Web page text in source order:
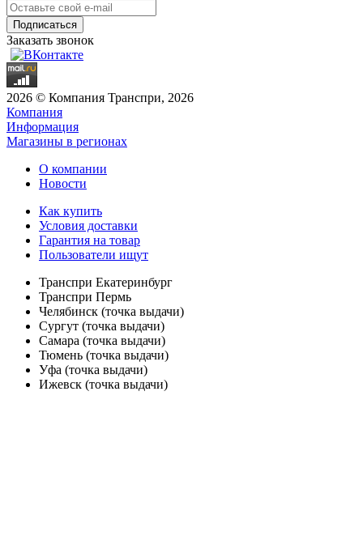
Заказать звонок
2026 © Компания Транспри, 2026
Компания
Информация
Магазины в регионах
О компании
Новости
Как купить
Условия доставки
Гарантия на товар
Пользователи ищут
Транспри Екатеринбург
Транспри Пермь
Челябинск (точка выдачи)
Сургут (точка выдачи)
Самара (точка выдачи)
Тюмень (точка выдачи)
Уфа (точка выдачи)
Ижевск (точка выдачи)